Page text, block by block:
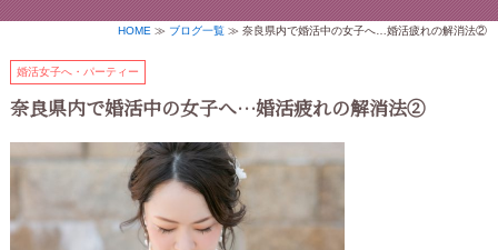
HOME ≫ ブログ一覧 ≫ 奈良県内で婚活中の女子へ…婚活疲れの解消法②
婚活女子へ・パーティー
奈良県内で婚活中の女子へ…婚活疲れの解消法②